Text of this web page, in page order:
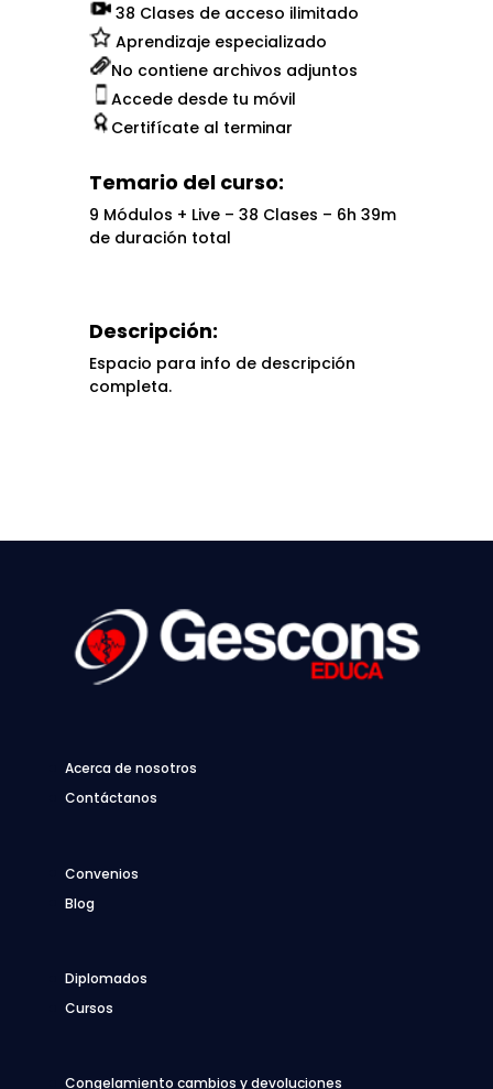
38 Clases de acceso ilimitado
Aprendizaje especializado
No contiene archivos adjuntos
Accede desde tu móvil
Certifícate al terminar
Temario del curso:
9 Módulos + Live – 38 Clases – 6h 39m
de duración total
Descripción:
Espacio para info de descripción
completa.
Acerca de nosotros
Contáctanos
Convenios
Blog
Diplomados
Cursos
Congelamiento cambios y devoluciones